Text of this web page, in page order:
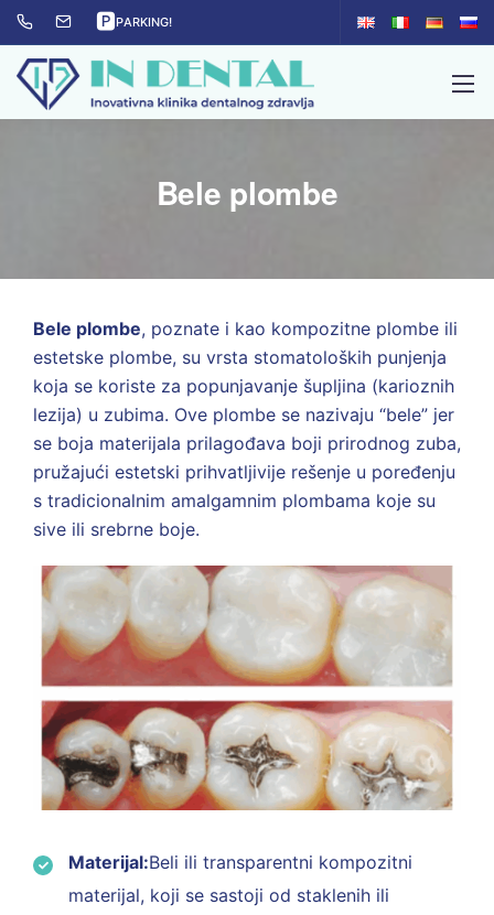
🅿PARKING!
Bele plombe
Bele plombe, poznate i kao kompozitne plombe ili
estetske plombe, su vrsta stomatoloških punjenja
koja se koriste za popunjavanje šupljina (karioznih
lezija) u zubima. Ove plombe se nazivaju “bele” jer
se boja materijala prilagođava boji prirodnog zuba,
pružajući estetski prihvatljivije rešenje u poređenju
s tradicionalnim amalgamnim plombama koje su
sive ili srebrne boje.
Materijal:Beli ili transparentni kompozitni
materijal, koji se sastoji od staklenih ili